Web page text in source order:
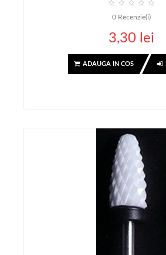
0 Recenzie(i)
3,30 lei
ADAUGA IN COS